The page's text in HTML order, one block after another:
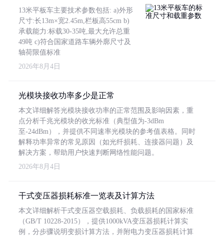
13米平板车主要技术参数包括: a)外形
尺寸:长13m×宽2.45m,栏板高55cm b)
承载能力:标载30-35吨,最大允许总重
49吨 c)符合国家道路车辆外廓尺寸及
轴荷限值标准
2026年8月4日
光模块接收功率多少是正常
本文详细解答光模块接收功率的正常范围及影响因素，重
点分析千兆光模块的收光标准（典型值为-3dBm
至-24dBm），并提供不同速率光模块的参考值表格。同时
解释功率异常的常见原因（如光纤损耗、连接器问题）及
解决方案，帮助用户快速判断网络性能问题。
2026年8月4日
干式变压器损耗标准一览表及计算方法
本文详细解析干式变压器空载损耗、负载损耗的国家标准
（GB/T 10228-2015），提供1000kVA变压器损耗计算实
例，分步骤说明变损计算方法，并附电力变压器损耗计算